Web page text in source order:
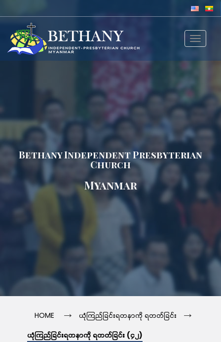
Toggle
Bethany Independent Presbyterian
Church
Myanmar
HOME → ယုံကြည်ခြင်းရတနာကို ရတတ်ခြင်း →
ယုံကြည်ခြင်းရတနာကို ရတတ်ခြင်း (၄၂)